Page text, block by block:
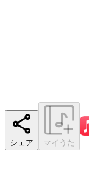
シェア マイうた